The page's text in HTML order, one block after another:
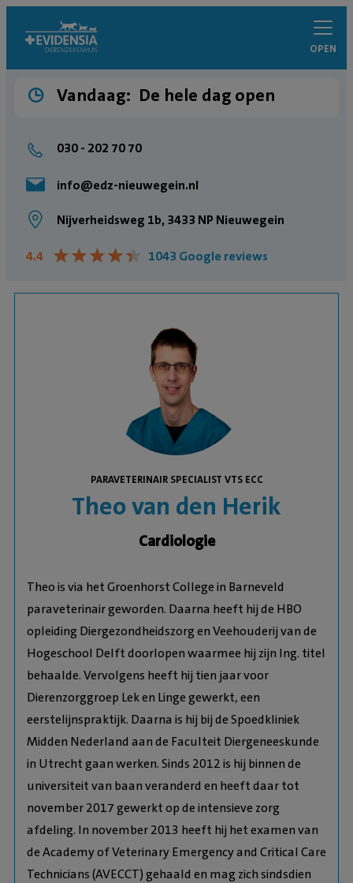
OPEN
Vandaag: De hele dag open
030 - 202 70 70
info@edz-nieuwegein.nl
Nijverheidsweg 1b, 3433 NP Nieuwegein
4.4 ★★★★★
★★★★★ 1043 Google reviews
PARAVETERINAIR SPECIALIST VTS ECC
Theo van den Herik
Cardiologie
Theo is via het Groenhorst College in Barneveld
paraveterinair geworden. Daarna heeft hij de HBO
opleiding Diergezondheidszorg en Veehouderij van de
Hogeschool Delft doorlopen waarmee hij zijn Ing. titel
behaalde. Vervolgens heeft hij tien jaar voor
Dierenzorggroep Lek en Linge gewerkt, een
eerstelijnspraktijk. Daarna is hij bij de Spoedkliniek
Midden Nederland aan de Faculteit Diergeneeskunde
in Utrecht gaan werken. Sinds 2012 is hij binnen de
universiteit van baan veranderd en heeft daar tot
november 2017 gewerkt op de intensieve zorg
afdeling. In november 2013 heeft hij het examen van
de Academy of Veterinary Emergency and Critical Care
Technicians (AVECCT) gehaald en mag zich sindsdien